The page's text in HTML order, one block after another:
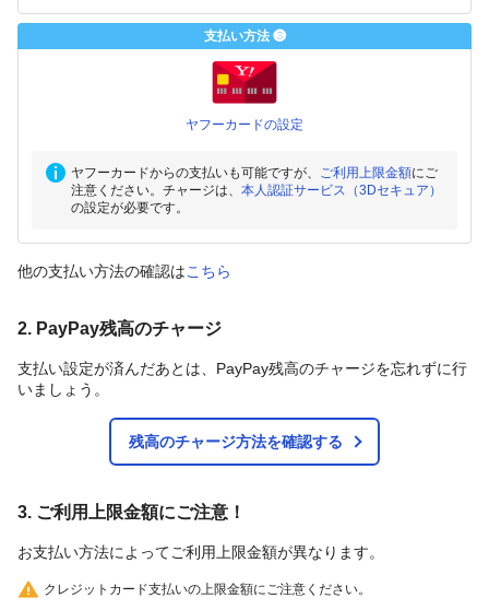
支払い方法 ❸
ヤフーカードの設定
ヤフーカードからの支払いも可能ですが、 ご利用上限金額にご
注意ください。チャージは、 本人認証サービス（3Dセキュア）
の設定が必要です。
他の支払い方法の確認はこちら
2. PayPay残高のチャージ
支払い設定が済んだあとは、PayPay残高のチャージを忘れずに行
いましょう。
残高のチャージ方法を確認する
3. ご利用上限金額にご注意！
お支払い方法によってご利用上限金額が異なります。
クレジットカード支払いの上限金額にご注意ください。